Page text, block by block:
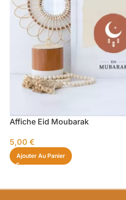
Affiche Eid Moubarak
5,00 €
Ajouter Au Panier